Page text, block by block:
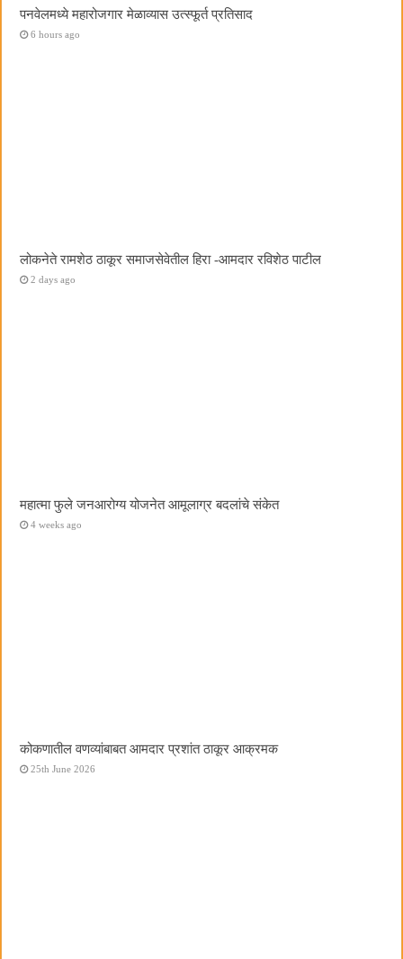
पनवेलमध्ये महारोजगार मेळाव्यास उत्स्फूर्त प्रतिसाद
6 hours ago
लोकनेते रामशेठ ठाकूर समाजसेवेतील हिरा -आमदार रविशेठ पाटील
2 days ago
महात्मा फुले जनआरोग्य योजनेत आमूलाग्र बदलांचे संकेत
4 weeks ago
कोकणातील वणव्यांबाबत आमदार प्रशांत ठाकूर आक्रमक
25th June 2026